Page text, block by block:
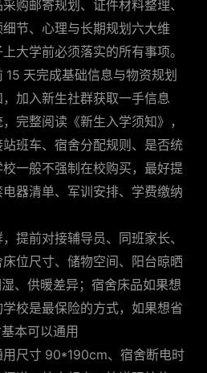
购邮寄规划、证件材料整理、
节、心理与长期规划六大维
大学前必须落实的所有事项。
天完成基础信息与物资规划
，加入新生社群获取一手信息
完整阅读《新生入学须知》，
班车、宿舍分配规则、是否统
一般不强制在校购买，最好提
器清单、军训安排、学费缴纳
提前对接辅导员、同班家长、
位尺寸、储物空间、阳台晾晒
、供暖差异；宿舍床品如果想
校是最保险的方式，如果想省
本可以通用
尺寸 90*190cm、宿舍断电时